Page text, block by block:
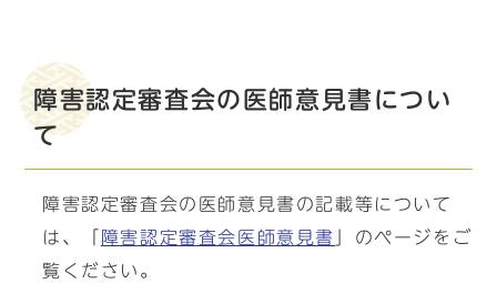
障害認定審査会の医師意見書につい
て
障害認定審査会の医師意見書の記載等について
は、「
障害認定審査会医師意見書
」のページをご
覧ください。